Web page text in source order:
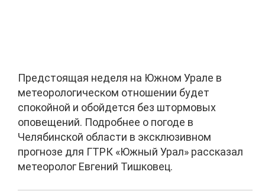
Предстоящая неделя на Южном Урале в
метеорологическом отношении будет
спокойной и обойдется без штормовых
оповещений. Подробнее о погоде в
Челябинской области в эксклюзивном
прогнозе для ГТРК «Южный Урал» рассказал
метеоролог Евгений Тишковец.